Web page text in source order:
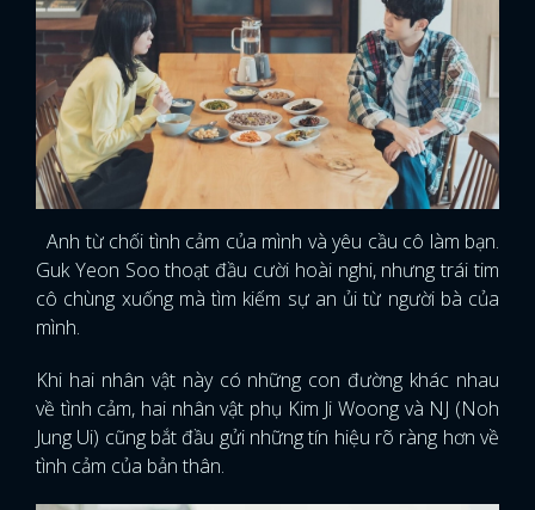
Anh từ chối tình cảm của mình và yêu cầu cô làm bạn.
Guk Yeon Soo thoạt đầu cười hoài nghi, nhưng trái tim
cô chùng xuống mà tìm kiếm sự an ủi từ người bà của
mình.
Khi hai nhân vật này có những con đường khác nhau
về tình cảm, hai nhân vật phụ Kim Ji Woong và NJ (Noh
Jung Ui) cũng bắt đầu gửi những tín hiệu rõ ràng hơn về
tình cảm của bản thân.